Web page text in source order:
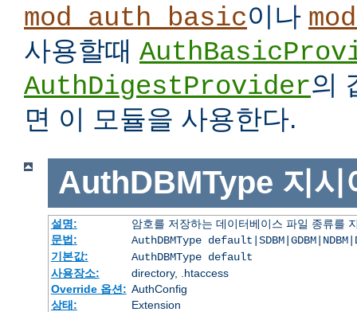
mod_auth_basic이나
사용할때
AuthDigestProvider의
면 이 모듈을 사용한다.
AuthDBMType 지시
설명:
암호를 저장하는 데이터베이스 파일 종류를
문법:
AuthDBMType
기본값:
AuthDBMType default
사용장소:
directory, .htaccess
Override 옵션: AuthConfig
상태:
Extension